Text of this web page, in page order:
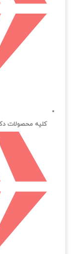
کلیه محصولات دکوپارت1 دارای خدمات پس از فروش است.